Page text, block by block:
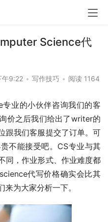
Science代
午9:22 • 写作技巧 • 阅读 1164
业的小伙伴咨询我们的客
价之后我们给出了writer的
跟我们客服提交了订单。可
不能接受吧。CS专业与其
同，作业形式、作业难度都
代写价格确实会比其
为大家分析一下。